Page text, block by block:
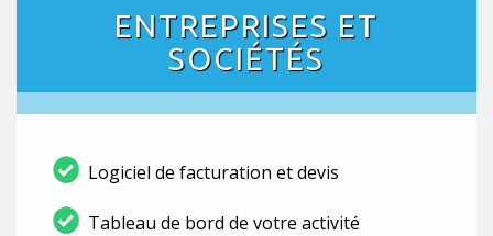
ENTREPRISES ET
SOCIÉTÉS
Logiciel de facturation et devis
Tableau de bord de votre activité